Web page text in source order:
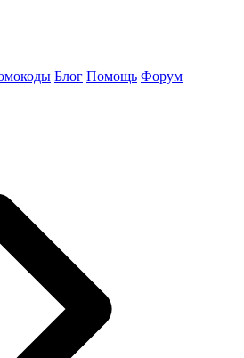
Блог Помощь Форум